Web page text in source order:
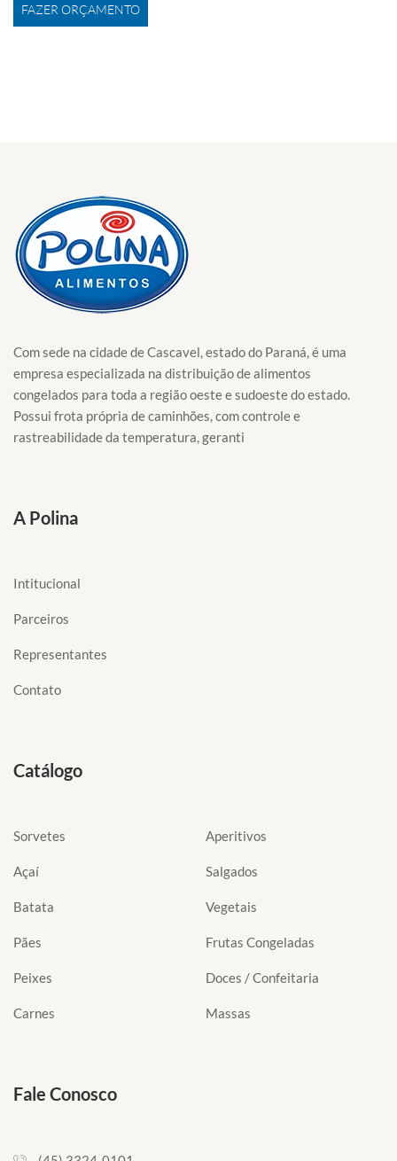
FAZER ORÇAMENTO
Com sede na cidade de Cascavel, estado do Paraná, é uma
empresa especializada na distribuição de alimentos
congelados para toda a região oeste e sudoeste do estado.
Possui frota própria de caminhões, com controle e
rastreabilidade da temperatura, geranti
A Polina
Intitucional
Parceiros
Representantes
Contato
Catálogo
Sorvetes
Açaí
Batata
Pães
Peixes
Carnes
Aperitivos
Salgados
Vegetais
Frutas Congeladas
Doces / Confeitaria
Massas
Fale Conosco